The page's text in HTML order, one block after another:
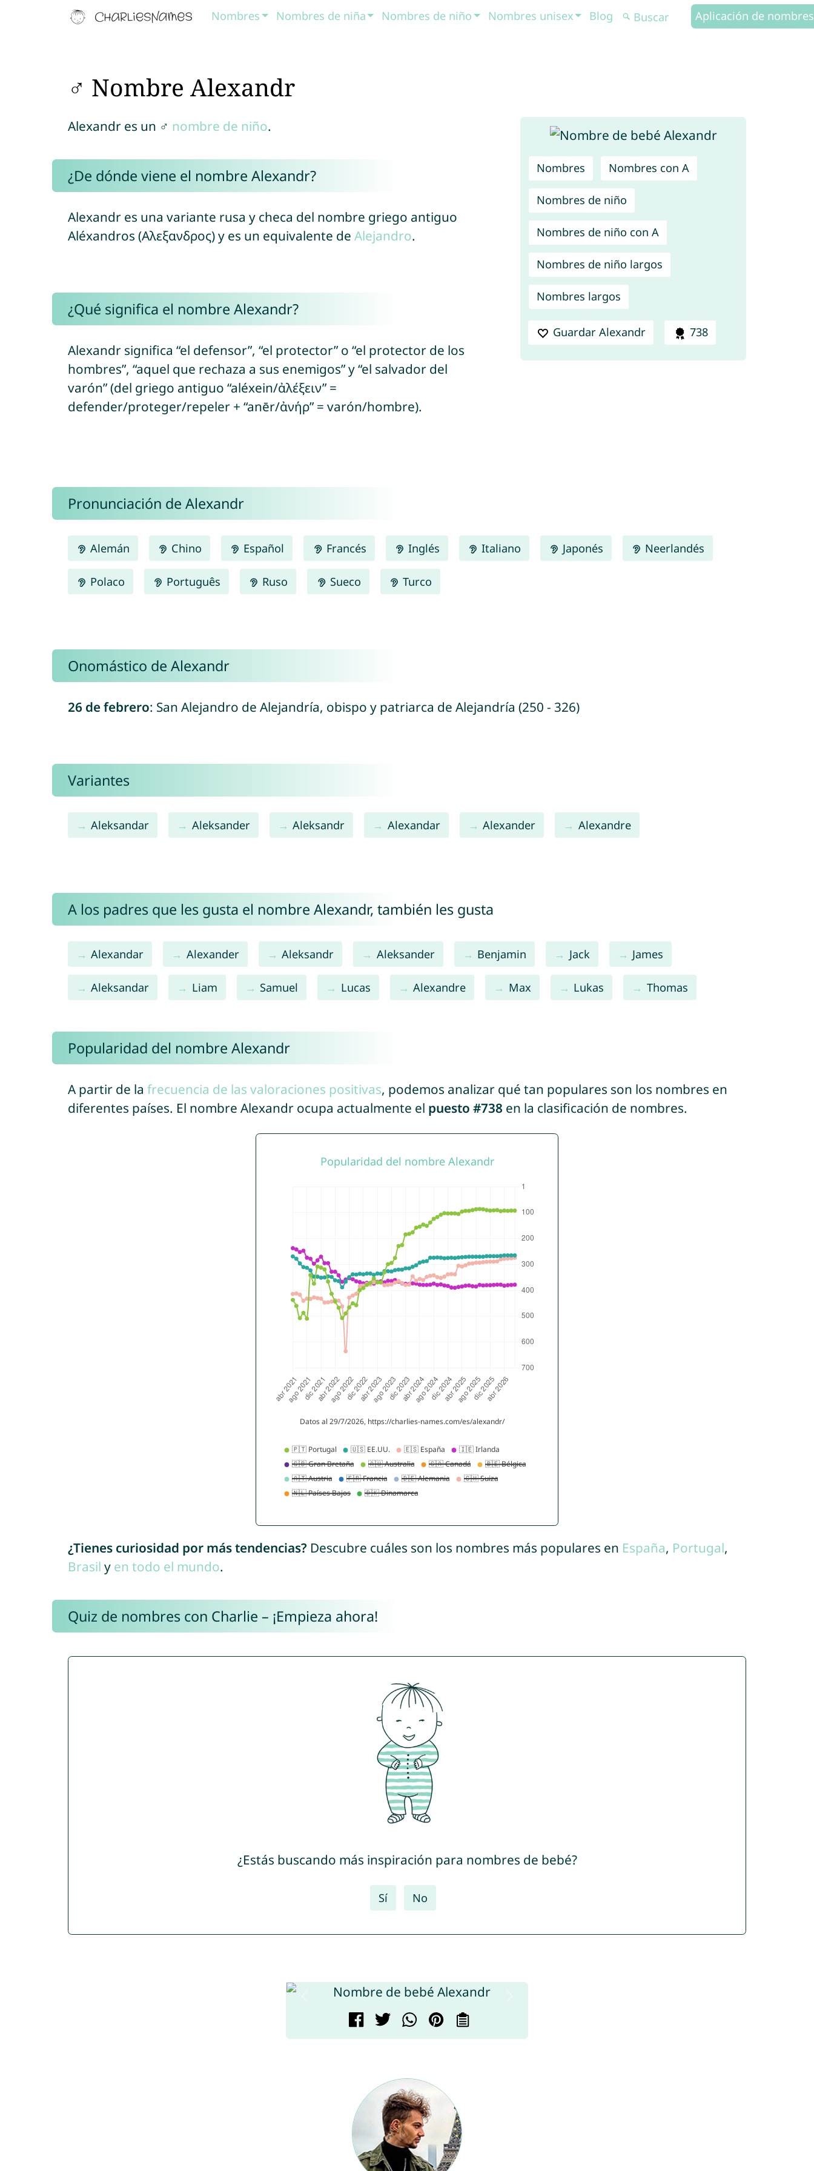
Nombres Nombres de niña Nombres de niño Nombres unisex Blog Aplicación de nombres
♂ Nombre Alexandr
Nombres Nombres con A
Nombres de niño
Nombres de niño con A
Nombres de niño largos
Nombres largos
Guardar Alexandr 738
Alexandr es un ♂ nombre de niño.
¿De dónde viene el nombre Alexandr?
Alexandr es una variante rusa y checa del nombre griego antiguo
Aléxandros (Αλεξανδρος) y es un equivalente de Alejandro.
¿Qué significa el nombre Alexandr?
Alexandr significa “el defensor”, “el protector” o “el protector de los
hombres”, “aquel que rechaza a sus enemigos” y “el salvador del
varón” (del griego antiguo “aléxein/ἀλέξειν” =
defender/proteger/repeler + “anēr/ἀνήρ” = varón/hombre).
Pronunciación de Alexandr
Alemán Chino Español Francés Inglés Italiano Japonés Neerlandés
Polaco Português Ruso Sueco Turco
Onomástico de Alexandr
26 de febrero: San Alejandro de Alejandría, obispo y patriarca de Alejandría (250 - 326)
Variantes
Aleksandar Aleksander Aleksandr Alexandar Alexander Alexandre
A los padres que les gusta el nombre Alexandr, también les gusta
Alexandar Alexander Aleksandr Aleksander Benjamin Jack James
Aleksandar Liam Samuel Lucas Alexandre Max Lukas Thomas
Popularidad del nombre Alexandr
A partir de la frecuencia de las valoraciones positivas, podemos analizar qué tan populares son los nombres en
diferentes países. El nombre Alexandr ocupa actualmente el puesto #738 en la clasificación de nombres.
¿Tienes curiosidad por más tendencias? Descubre cuáles son los nombres más populares en España, Portugal,
Brasil y en todo el mundo.
Quiz de nombres con Charlie – ¡Empieza ahora!
¿Estás buscando más inspiración para nombres de bebé?
Sí No